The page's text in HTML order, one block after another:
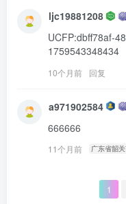
ljc19881208
UCFP:dbff78af-
1759543348434
10个月前 回复
a971902584
666666
11个月前 广东省韶
1